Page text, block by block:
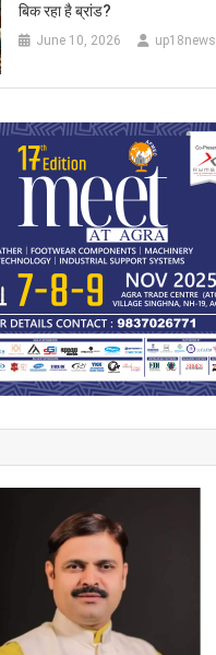
बिक रहा है ब्रांड?
June 10, 2026 up18news